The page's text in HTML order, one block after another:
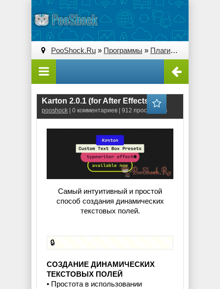
PooShock.Ru » Программы » Плагины (Plug-ins)
Karton 2.0.1 (for After Effects)
pooshock | 0 комментариев | 912 просмотров
Самый интуитивный и простой
способ создания динамических
текстовых полей.
🔒
СОЗДАНИЕ ДИНАМИЧЕСКИХ
ТЕКСТОВЫХ ПОЛЕЙ
• Простота в использовании